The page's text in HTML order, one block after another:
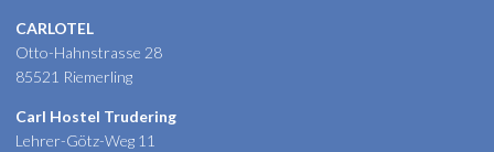
CARLOTEL
Otto-Hahnstrasse 28
85521 Riemerling
Carl Hostel Trudering
Lehrer-Götz-Weg 11